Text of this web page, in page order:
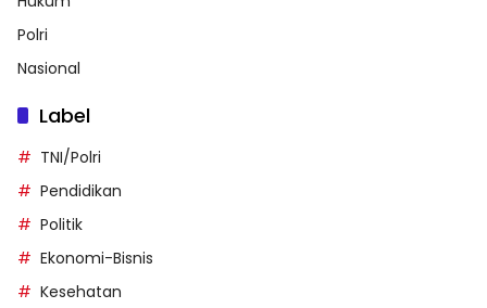
Polri
Nasional
Label
TNI/Polri
Pendidikan
Politik
Ekonomi-Bisnis
Kesehatan